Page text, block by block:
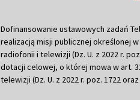
Dofinansowanie ustawowych zadań
realizacją misji publicznej określonej
radiofonii i telewizji (Dz. U. z 2022 r.
dotacji celowej, o której mowa w art.
telewizji (Dz. U. z 2022 r. poz. 1722